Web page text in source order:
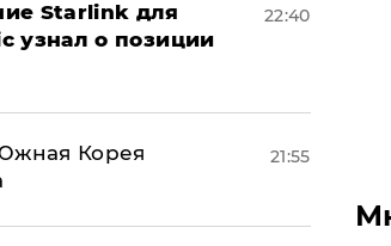
Starlink для
узнал о позиции
22:40
Корея
21:55